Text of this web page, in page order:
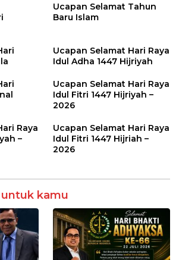
Ucapan Selamat Tahun
Baru Islam
Ucapan Selamat Hari Raya
Idul Adha 1447 Hijriyah
Ucapan Selamat Hari Raya
Idul Fitri 1447 Hijriyah –
2026
Raya
–
Ucapan Selamat Hari Raya
Idul Fitri 1447 Hijriah –
2026
kamu